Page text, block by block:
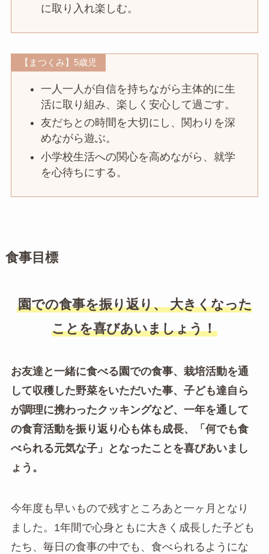
に取り入れ楽しむ。
【まつくみ】5歳児
一人一人が自信を持ちながら主体的に生
活に取り組み、楽しく安心して過ごす。
友だちとの時間を大切にし、関わりを深
めながら遊ぶ。
小学校生活への関心を高めながら、就学
を心待ちにする。
食事目標
園での食事を振り返り、 大きくなった
ことを喜びあいましょう！
お友達と一緒に食べる園での食事、栽培活動を通
して収穫した野菜をいただいた事、子ども達自ら
が調理に携わったクッキングなど、一年を通して
の食育活動を振り返り心も体も成長、「何でも食
べられる元気な子」となったことを喜びあいまし
ょう。
今年度も早いもので残すところあと一ヶ月となり
ました。1年間で心身ともに大きく成長した子ども
たち、毎日の食事の中でも、食べられるようにな